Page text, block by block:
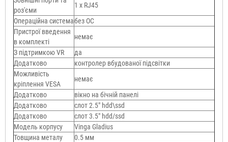
роз'єми
1 x RJ45
Операційна системабез ОС
Пристрої введення
в комплекті
немає
З підтримкою VR
да
Додатково
контролер вбудованої підсвітки
Можливість
кріплення VESA
немає
Додатково
вікно на бічній панелі
Додатково
слот 2.5" hdd\ssd
Додатково
слот 3.5" hdd/ssd
Модель корпусу
Vinga Gladius
Товщина металу
0.5 мм